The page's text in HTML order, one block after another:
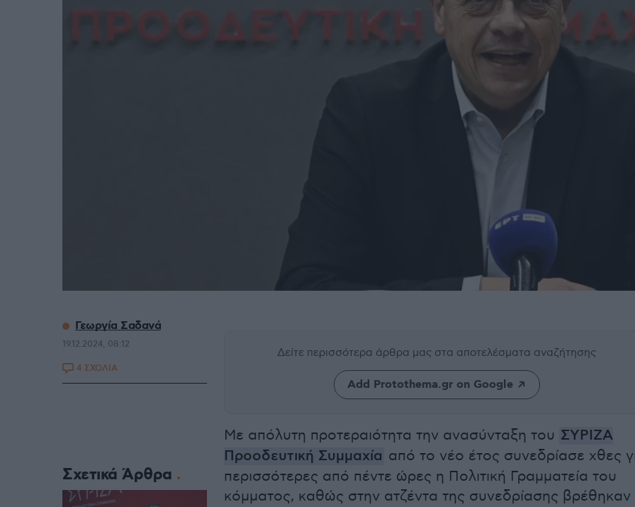
Δείτε περισσότερα άρθρα μας στα αποτελέσματα αναζήτησης
Add Protothema.gr on Google
Με απόλυτη προτεραιότητα την ανασύνταξη του ΣΥΡΙΖΑ
Προοδευτική Συμμαχία από το νέο έτος συνεδρίασε χθες
περισσότερες από πέντε ώρες η Πολιτική Γραμματεία του
κόμματος, καθώς στην ατζέντα της συνεδρίασης βρέθηκαν
Γεωργία Σαδανά
19.12.2024, 08:12
4 ΣΧΟΛΙΑ
Σχετικά Άρθρα